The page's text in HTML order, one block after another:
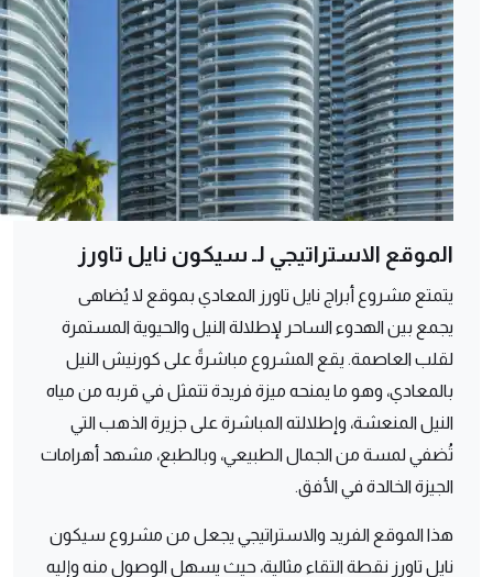
الموقع الاستراتيجي لـ سيكون نايل تاورز
يتمتع مشروع أبراج نايل تاورز المعادي بموقع لا يُضاهى
يجمع بين الهدوء الساحر لإطلالة النيل والحيوية المستمرة
لقلب العاصمة. يقع المشروع مباشرةً على كورنيش النيل
بالمعادي، وهو ما يمنحه ميزة فريدة تتمثل في قربه من مياه
النيل المنعشة، وإطلالته المباشرة على جزيرة الذهب التي
تُضفي لمسة من الجمال الطبيعي، وبالطبع، مشهد أهرامات
الجيزة الخالدة في الأفق.
هذا الموقع الفريد والاستراتيجي يجعل من مشروع سيكون
نايل تاورز نقطة التقاء مثالية، حيث يسهل الوصول منه وإليه